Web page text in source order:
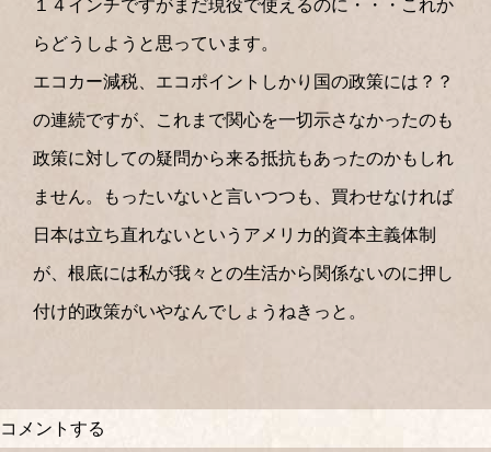
１４インチですがまだ現役で使えるのに・・・これか
らどうしようと思っています。
エコカー減税、エコポイントしかり国の政策には？？
の連続ですが、これまで関心を一切示さなかったのも
政策に対しての疑問から来る抵抗もあったのかもしれ
ません。もったいないと言いつつも、買わせなければ
日本は立ち直れないというアメリカ的資本主義体制
が、根底には私が我々との生活から関係ないのに押し
付け的政策がいやなんでしょうねきっと。
コメントする